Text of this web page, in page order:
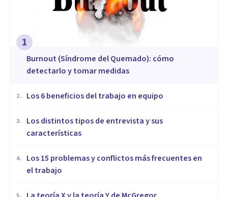
1
Burnout (Síndrome del Quemado): cómo
detectarlo y tomar medidas
2. ​Los 6 beneficios del trabajo en equipo
3.
​Los distintos tipos de entrevista y sus
características
4.
​Los 15 problemas y conflictos más frecuentes en
el trabajo